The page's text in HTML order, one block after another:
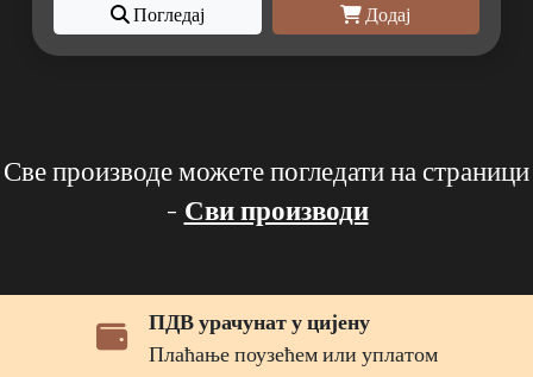
Погледај
Додај
Све производе можете погледати на страници
- Сви производи
ПДВ урачунат у цијену
Плаћање поузећем или уплатом